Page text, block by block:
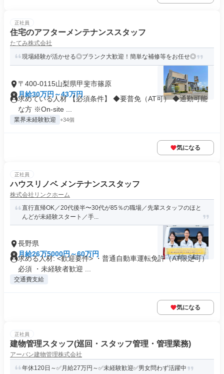
正社員
住宅のアフターメンテナンススタッフ
たてみ株式会社
現場経験が活かせる◎ブランク大歓迎！簡単な補修等をお任せ◎
〒400-0115山梨県甲斐市篠原
月給30万円～43万円
求めている人材 【必須条件】 ◆要普免（AT可） ◆通勤可能
な方 ※On-site ...
業界未経験歓迎 +34個
気になる
正社員
ハウスリノベ メンテナンススタッフ
株式会社リンクホーム
直行直帰OK／20代後半〜30代が85％の職場／先輩スタッフのほと
んどが未経験スタート／手...
長野県
月給26万5000円～60万円
求める人材: <歓迎要件> ・普通自動車運転免許（AT限定可）
必須 ・未経験者歓迎 ...
交通費支給
気になる
正社員
建物管理スタッフ(巡回・スタッフ管理・管理業務)
アーバン建物管理株式会社
年休120日～✅月給27万円～✅未経験歓迎✅男女問わず活躍中